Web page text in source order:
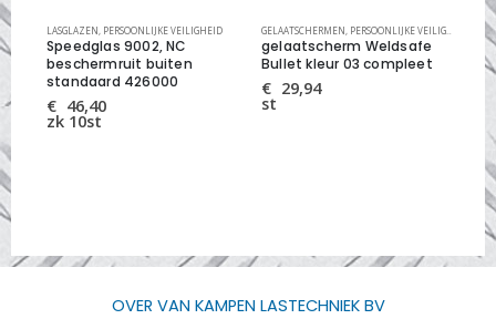
LASGLAZEN, PERSOONLIJKE VEILIGHEID
Speedglas 9002, NC
beschermruit buiten
standaard 426000
€ 46,40
zk 10st
GELAATSCHERMEN, PERSOONLIJKE VEILIGHEID
gelaatscherm Weldsafe
Bullet kleur 03 compleet
€ 29,94
st
OVER VAN KAMPEN LASTECHNIEK BV